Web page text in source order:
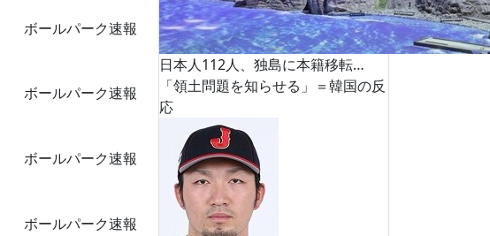
ボールパーク速報
ボールパーク速報
ボールパーク速報
ボールパーク速報
日本人112人、独島に本籍移転…
「領土問題を知らせる」＝韓国の反
応